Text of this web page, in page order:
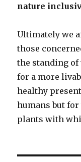
nature
Ultimately we
those
the standing
for a more
healthy
humans but
plants with